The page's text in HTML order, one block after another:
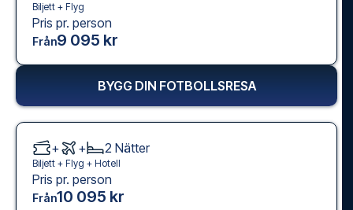
Biljett + Flyg
Pris pr. person
Från9 095 kr
BYGG DIN FOTBOLLSRESA
+ + 2 Nätter
Biljett + Flyg + Hotell
Pris pr. person
Från10 095 kr